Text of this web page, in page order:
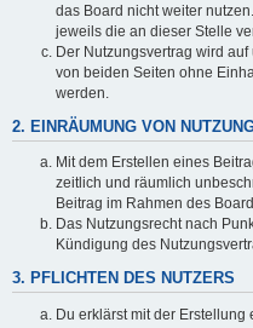
das Board nicht weiter
jeweils die an dieser Stelle
Der Nutzungsvertrag wird
von beiden Seiten ohne
werden.
2. EINRÄUMUNG VON
Mit dem Erstellen eines
zeitlich und räumlich
Beitrag im Rahmen des
Das Nutzungsrecht nach
Kündigung des
3. PFLICHTEN DES NUTZERS
Du erklärst mit der Erstellung